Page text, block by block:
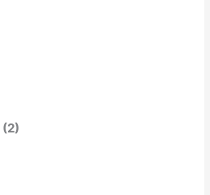
(2)